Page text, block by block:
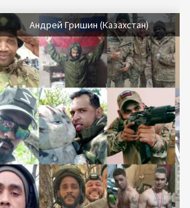
Андрей Гришин (Казахстан)